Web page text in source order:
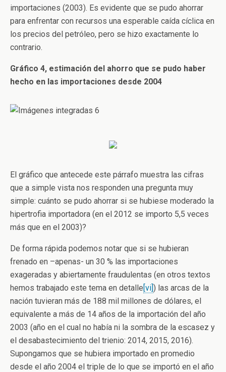
importaciones (2003). Es evidente que se pudo ahorrar
para enfrentar con recursos una esperable caída cíclica en
los precios del petróleo, pero se hizo exactamente lo
contrario.
Gráfico 4, estimación del ahorro que se pudo haber
hecho en las importaciones desde 2004
El gráfico que antecede este párrafo muestra las cifras
que a simple vista nos responden una pregunta muy
simple: cuánto se pudo ahorrar si se hubiese moderado la
hipertrofia importadora (en el 2012 se importo 5,5 veces
más que en el 2003)?
De forma rápida podemos notar que si se hubieran
frenado en –apenas- un 30 % las importaciones
exageradas y abiertamente fraudulentas (en otros textos
hemos trabajado este tema en detalle[vi]) las arcas de la
nación tuvieran más de 188 mil millones de dólares, el
equivalente a más de 14 años de la importación del año
2003 (año en el cual no había ni la sombra de la escasez y
el desabastecimiento del trienio: 2014, 2015, 2016).
Supongamos que se hubiera importado en promedio
desde el año 2004 el triple de lo que se importó en el año